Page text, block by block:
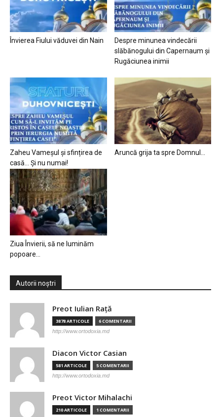
Învierea Fiului văduvei din Nain
Despre minunea vindecării
slăbănogului din Capernaum și
Rugăciunea inimii
Zaheu Vameșul și sfințirea de
casă… Și nu numai!
Aruncă grija ta spre Domnul…
Ziua Învierii, să ne luminăm
popoare…
Autorii noștri
Preot Iulian Raţă
3878 ARTICOLE 6 COMENTARII
http://www.ortodoxia.md
Diacon Victor Casian
581 ARTICOLE 5 COMENTARII
http://www.ortodoxia.md
Preot Victor Mihalachi
210 ARTICOLE 1 COMENTARII